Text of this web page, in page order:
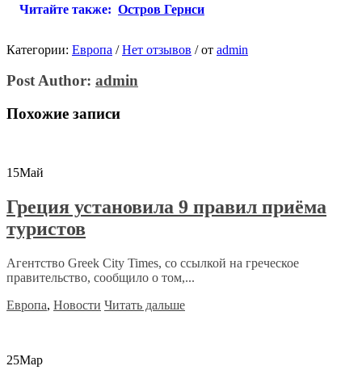
Читайте также: Остров Гернси
Категории: Европа / Нет отзывов /от admin
Post Author: admin
Похожие записи
15Май
Греция установила 9 правил приёма
туристов
Агентство Greek City Times, со ссылкой на греческое
правительство, сообщило о том,...
Европа, Новости Читать дальше
25Мар